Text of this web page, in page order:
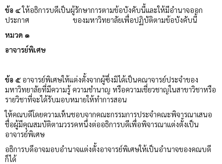
ข้อ ๔ให้อธิการบดีเป็นผู้รักษาการตามข้อบังคับนี้และให้มีอำนาจออก
ประกาศ ของมหาวิทยาลัยเพื่อปฏิบัติตามข้อบังคับนี้
หมวด ๑
อาจารย์พิเศษ
ข้อ ๕ อาจารย์พิเศษให้แต่งตั้งจากผู้ซึ่งมิได้เป็นคณาจารย์ประจำของ
มหาวิทยาลัยที่มีความรู้ ความชำนาญ หรือความเชี่ยวชาญในสาขาวิชาหรือ
รายวิชาที่จะได้รับมอบหมายให้ทำการสอน
ให้คณบดีโดยความเห็นชอบจากคณะกรรมการประจำคณะพิจารณาเสนอ
ชื่อผู้มีคุณสมบัติตามวรรคหนึ่งต่ออธิการบดีเพื่อพิจารณาแต่งตั้งเป็น
อาจารย์พิเศษ
อธิการบดีอาจมอบอำนาจแต่งตั้งอาจารย์พิเศษให้เป็นอำนาจของคณบดี
ก็ได้